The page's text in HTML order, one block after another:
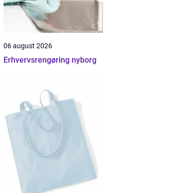
06 august 2026
Erhvervsrengøring nyborg